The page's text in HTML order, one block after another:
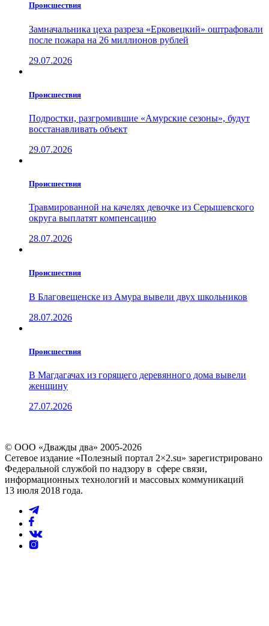
Проиcшествия
Замначальника цеха разреза «Ерковецкий» оштрафовали
после пожара на 26 миллионов рублей
29.07.2026
Проиcшествия
Подростки, разгромившие «Амурские сезоны», будут
восстанавливать объект
29.07.2026
Проиcшествия
Травмированной на качелях девочке из Серышевского
округа выплатят компенсацию
28.07.2026
Проиcшествия
В Благовещенске из Амура вывели двух школьников
28.07.2026
Проиcшествия
В Магдагачах из горящего деревянного дома вывели
женщину
27.07.2026
© ООО «Дважды два» 2005-2026
Сетевое издание «Полезный портал 2×2.su» зарегистрировано
Федеральной службой по надзору в сфере связи,
информационных технологий и массовых коммуникаций
13 июля 2018 года.